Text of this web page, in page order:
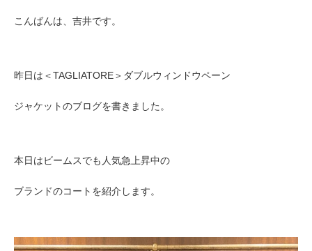
こんばんは、吉井です。
昨日は＜TAGLIATORE＞ダブルウィンドウペーン
ジャケットのブログを書きました。
本日はビームスでも人気急上昇中の
ブランドのコートを紹介します。